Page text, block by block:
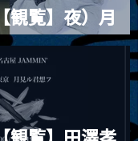
覧】夜）月
Sugar Shock